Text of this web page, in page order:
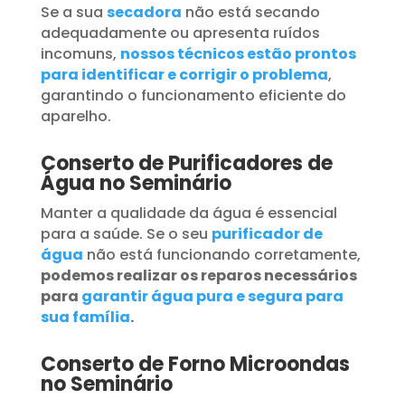
Se a sua secadora não está secando
adequadamente ou apresenta ruídos
incomuns, nossos técnicos estão prontos
para identificar e corrigir o problema,
garantindo o funcionamento eficiente do
aparelho.
Conserto de Purificadores de
Água no Seminário
Manter a qualidade da água é essencial
para a saúde. Se o seu purificador de
água não está funcionando corretamente,
podemos realizar os reparos necessários
para garantir água pura e segura para
sua família.
Conserto de Forno Microondas
no Seminário